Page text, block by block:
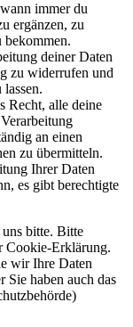
immer du
ergänzen, zu
deiner Daten
zu widerrufen und
Recht, alle deine
an einen
zu übermitteln.
Ihrer Daten
es gibt berechtigte
bitte. Bitte
Cookie-Erklärung.
wir Ihre Daten
Sie haben auch das